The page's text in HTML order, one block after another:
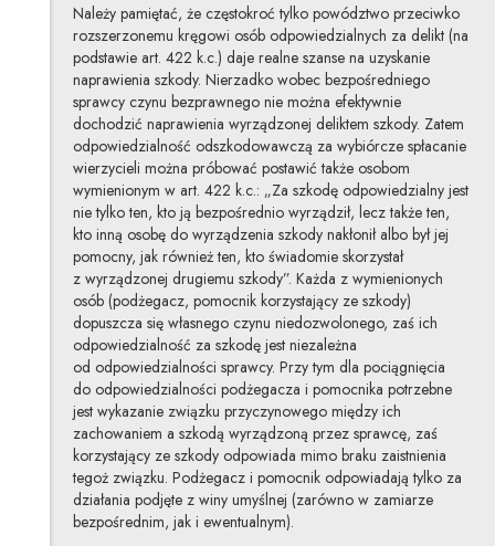
Należy pamiętać, że częstokroć tylko powództwo przeciwko
rozszerzonemu kręgowi osób odpowiedzialnych za delikt (na
podstawie art. 422 k.c.) daje realne szanse na uzyskanie
naprawienia szkody. Nierzadko wobec bezpośredniego
sprawcy czynu bezprawnego nie można efektywnie
dochodzić naprawienia wyrządzonej deliktem szkody. Zatem
odpowiedzialność odszkodowawczą za wybiórcze spłacanie
wierzycieli można próbować postawić także osobom
wymienionym w art. 422 k.c.: „Za szkodę odpowiedzialny jest
nie tylko ten, kto ją bezpośrednio wyrządził, lecz także ten,
kto inną osobę do wyrządzenia szkody nakłonił albo był jej
pomocny, jak również ten, kto świadomie skorzystał
z wyrządzonej drugiemu szkody”. Każda z wymienionych
osób (podżegacz, pomocnik korzystający ze szkody)
dopuszcza się własnego czynu niedozwolonego, zaś ich
odpowiedzialność za szkodę jest niezależna
od odpowiedzialności sprawcy. Przy tym dla pociągnięcia
do odpowiedzialności podżegacza i pomocnika potrzebne
jest wykazanie związku przyczynowego między ich
zachowaniem a szkodą wyrządzoną przez sprawcę, zaś
korzystający ze szkody odpowiada mimo braku zaistnienia
tegoż związku. Podżegacz i pomocnik odpowiadają tylko za
działania podjęte z winy umyślnej (zarówno w zamiarze
bezpośrednim, jak i ewentualnym).